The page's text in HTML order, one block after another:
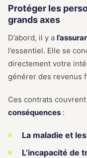
Protéger les
grands axes
D’abord, il y a
l’essentiel. Elle se
directement votre
générer des revenus
Ces contrats
conséquences :
La maladie et
L’incapacité de